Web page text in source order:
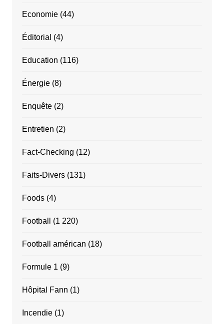
Economie(44)
Éditorial (4)
Education (116)
Énergie(8)
Enquête(2)
Entretien (2)
Fact-Checking (12)
Faits-Divers(131)
Foods(4)
Football (1 220)
Football américan (18)
Formule 1 (9)
Hôpital Fann (1)
Incendie(1)